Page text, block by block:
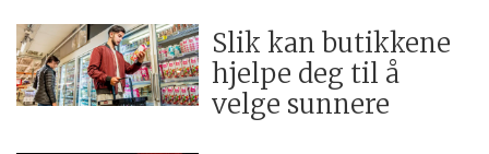
Slik kan butikkene
hjelpe deg til å
velge sunnere